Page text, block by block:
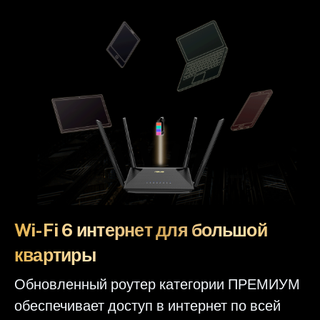
Wi-Fi 6 интернет для большой
квартиры
Обновленный роутер категории ПРЕМИУМ
обеспечивает доступ в интернет по всей